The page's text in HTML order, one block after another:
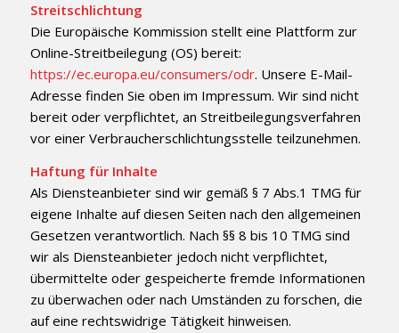
Streitschlichtung
Die Europäische Kommission stellt eine Plattform zur
Online-Streitbeilegung (OS) bereit:
https://ec.europa.eu/consumers/odr. Unsere E-Mail-
Adresse finden Sie oben im Impressum. Wir sind nicht
bereit oder verpflichtet, an Streitbeilegungsverfahren
vor einer Verbraucherschlichtungsstelle teilzunehmen.
Haftung für Inhalte
Als Diensteanbieter sind wir gemäß § 7 Abs.1 TMG für
eigene Inhalte auf diesen Seiten nach den allgemeinen
Gesetzen verantwortlich. Nach §§ 8 bis 10 TMG sind
wir als Diensteanbieter jedoch nicht verpflichtet,
übermittelte oder gespeicherte fremde Informationen
zu überwachen oder nach Umständen zu forschen, die
auf eine rechtswidrige Tätigkeit hinweisen.